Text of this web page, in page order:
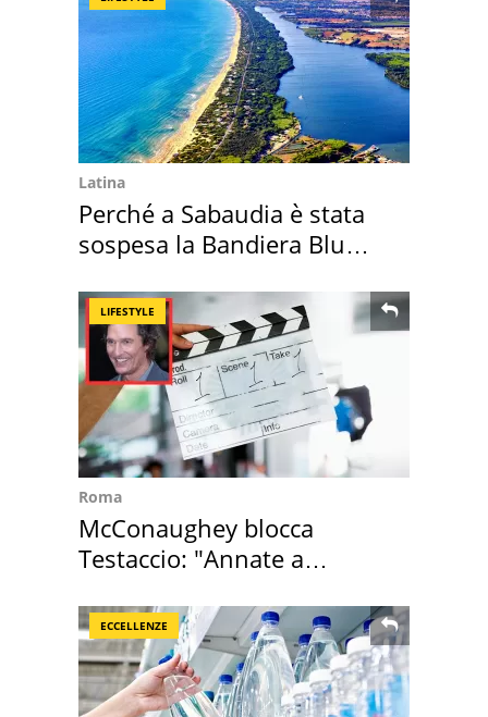
Latina
Perché a Sabaudia è stata
sospesa la Bandiera Blu
LIFESTYLE
Roma
McConaughey blocca
Testaccio: "Annate a
ECCELLENZE